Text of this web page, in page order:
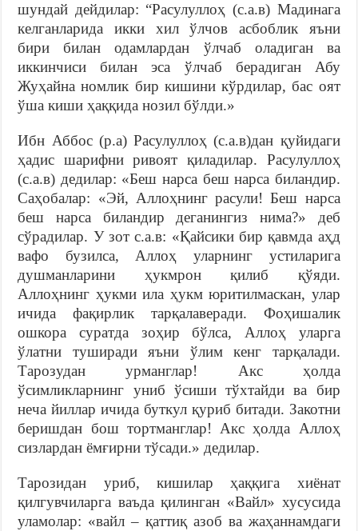
шундай дейдилар: “Расулуллоҳ (с.а.в) Мадинага
келганларида икки хил ўлчов асбоблик яъни
бири билан одамлардан ўлчаб оладиган ва
иккинчиси билан эса ўлчаб берадиган Абу
Жуҳайна номлик бир кишини кўрдилар, бас оят
ўша киши ҳаққида нозил бўлди.»
Ибн Аббос (р.а) Расулуллоҳ (с.а.в)дан қуйидаги
ҳадис шарифни ривоят қиладилар. Расулуллоҳ
(с.а.в) дедилар: «Беш нарса беш нарса биландир.
Саҳобалар: «Эй, Аллоҳнинг расули! Беш нарса
беш нарса биландир деганингиз нима?» деб
сўрадилар. У зот с.а.в: «Қайсики бир қавмда аҳд
вафо бузилса, Аллоҳ уларнинг устиларига
душманларини ҳукмрон қилиб қўяди.
Аллоҳнинг ҳукми ила ҳукм юритилмаскан, улар
ичида фақирлик тарқалаверади. Фоҳишалик
ошкора суратда зоҳир бўлса, Аллоҳ уларга
ўлатни туширади яъни ўлим кенг тарқалади.
Тарозудан урманглар! Акс ҳолда
ўсимликларнинг униб ўсиши тўхтайди ва бир
неча йиллар ичида буткул қуриб битади. Закотни
беришдан бош тортманглар! Акс ҳолда Аллоҳ
сизлардан ёмғирни тўсади.» дедилар.
Тарозидан уриб, кишилар ҳаққига хиёнат
қилгувчиларга ваъда қилинган «Вайл» хусусида
уламолар: «вайл – қаттиқ азоб ва жаҳаннамдаги